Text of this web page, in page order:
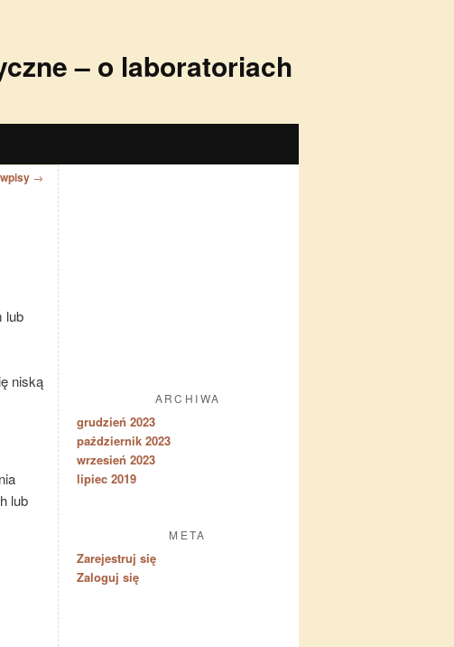
– o laboratoriach
→
lub
niską
lub
ARCHIWA
grudzień 2023
październik 2023
wrzesień 2023
lipiec 2019
META
Zarejestruj się
Zaloguj się